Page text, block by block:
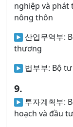
nghiệp và phát
nông thôn
산업무역부:
thương
법부부: Bộ
9.
투자계획부:
hoạch và đầu tư